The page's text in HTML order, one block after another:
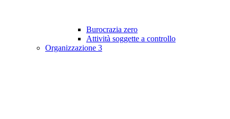
Burocrazia zero
Attività soggette a controllo
Organizzazione 3